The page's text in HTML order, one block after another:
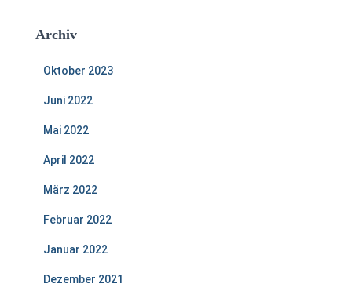
Archiv
Oktober 2023
Juni 2022
Mai 2022
April 2022
März 2022
Februar 2022
Januar 2022
Dezember 2021